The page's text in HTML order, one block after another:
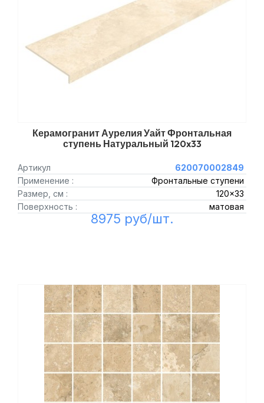
Керамогранит Аурелия Уайт Фронтальная
ступень Натуральный 120x33
Артикул
620070002849
Применение :
Фронтальные ступени
Размер, см :
120x33
Поверхность :
матовая
8975 руб/шт.